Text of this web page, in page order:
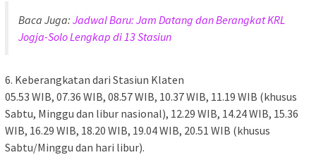
Baca Juga: Jadwal Baru: Jam Datang dan Berangkat KRL
Jogja-Solo Lengkap di 13 Stasiun
6. Keberangkatan dari Stasiun Klaten
05.53 WIB, 07.36 WIB, 08.57 WIB, 10.37 WIB, 11.19 WIB (khusus
Sabtu, Minggu dan libur nasional), 12.29 WIB, 14.24 WIB, 15.36
WIB, 16.29 WIB, 18.20 WIB, 19.04 WIB, 20.51 WIB (khusus
Sabtu/Minggu dan hari libur).